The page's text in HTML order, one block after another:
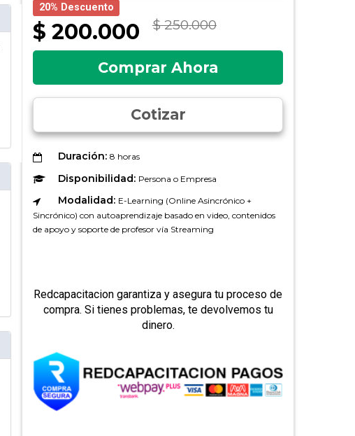
20% Descuento
$ 200.000 $ 250.000
Comprar Ahora
Cotizar
Duración: 8 horas
Disponibilidad: Persona o Empresa
Modalidad: E-Learning (Online Asincrónico +
Sincrónico) con autoaprendizaje basado en video, contenidos
de apoyo y soporte de profesor vía Streaming
Redcapacitacion garantiza y asegura tu proceso de
compra. Si tienes problemas, te devolvemos tu
dinero.